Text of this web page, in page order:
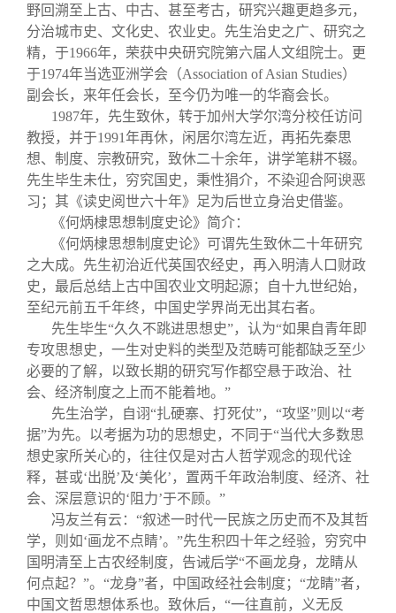
制度法规
联系我们
野回溯至上古、中古、甚至考古，研究兴趣更趋多元，
分治城市史、文化史、农业史。先生治史之广、研究之
精，于1966年，荣获中央研究院第六届人文组院士。更
于1974年当选亚洲学会（Association of Asian Studies）
副会长，来年任会长，至今仍为唯一的华裔会长。
1987年，先生致休，转于加州大学尔湾分校任访问
教授，并于1991年再休，闲居尔湾左近，再拓先秦思
想、制度、宗教研究，致休二十余年，讲学笔耕不辍。
先生毕生未仕，穷究国史，秉性狷介，不染迎合阿谀恶
习；其《读史阅世六十年》足为后世立身治史借鉴。
《何炳棣思想制度史论》简介：
《何炳棣思想制度史论》可谓先生致休二十年研究
之大成。先生初治近代英国农经史，再入明清人口财政
史，最后总结上古中国农业文明起源；自十九世纪始，
至纪元前五千年终，中国史学界尚无出其右者。
先生毕生“久久不跳进思想史”，认为“如果自青年即
专攻思想史，一生对史料的类型及范畴可能都缺乏至少
必要的了解，以致长期的研究写作都空悬于政治、社
会、经济制度之上而不能着地。”
先生治学，自诩“扎硬寨、打死仗”，“攻坚”则以“考
据”为先。以考据为功的思想史，不同于“当代大多数思
想史家所关心的，往往仅是对古人哲学观念的现代诠
释，甚或‘出脱’及‘美化’，置两千年政治制度、经济、社
会、深层意识的‘阻力’于不顾。”
冯友兰有云：“叙述一时代一民族之历史而不及其哲
学，则如‘画龙不点睛’。”先生积四十年之经验，穷究中
国明清至上古农经制度，告诫后学“不画龙身，龙睛从
何点起？”。“龙身”者，中国政经社会制度；“龙睛”者，
中国文哲思想体系也。致休后，“一往直前，义无反